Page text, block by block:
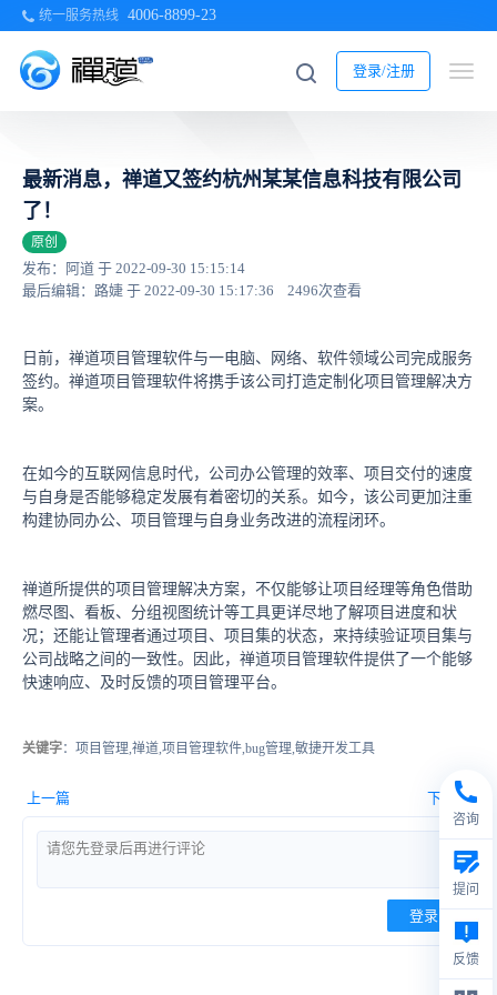
统一服务热线 4006-8899-23
登录/注册
最新消息，禅道又签约杭州某某信息科技有限公司
了！
原创
发布：阿道 于 2022-09-30 15:15:14
最后编辑：路婕 于 2022-09-30 15:17:36
2496次查看
日前，禅道项目管理软件与一电脑、网络、软件领域公司完成服务
签约。禅道项目管理软件将携手该公司打造定制化项目管理解决方
案。
在如今的互联网信息时代，公司办公管理的效率、项目交付的速度
与自身是否能够稳定发展有着密切的关系。如今，该公司更加注重
构建协同办公、项目管理与自身业务改进的流程闭环。
禅道所提供的项目管理解决方案，不仅能够让项目经理等角色借助
燃尽图、看板、分组视图统计等工具更详尽地了解项目进度和状
况；还能让管理者通过项目、项目集的状态，来持续验证项目集与
公司战略之间的一致性。因此，禅道项目管理软件提供了一个能够
快速响应、及时反馈的项目管理平台。
关键字：项目管理,禅道,项目管理软件,bug管理,敏捷开发工具
上一篇 下一篇
登录
咨询
提问
反馈